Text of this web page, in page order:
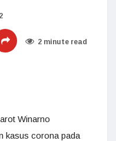
2 minute read
Winarno
kasus corona pada